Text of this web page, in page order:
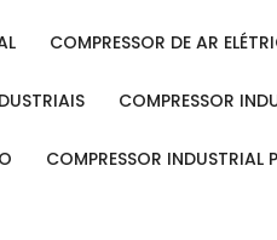
COMPRESSOR DE AR
COMPRESSOR
COMPRESSOR INDUSTRIAL